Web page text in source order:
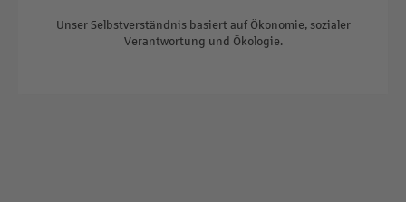
Unser Selbstverständnis basiert auf Ökonomie, sozialer
Verantwortung und Ökologie.